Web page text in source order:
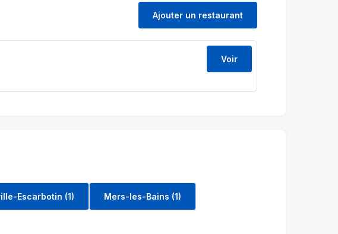
Ajouter un restaurant
Voir
Escarbotin (1) Mers-les-Bains (1)